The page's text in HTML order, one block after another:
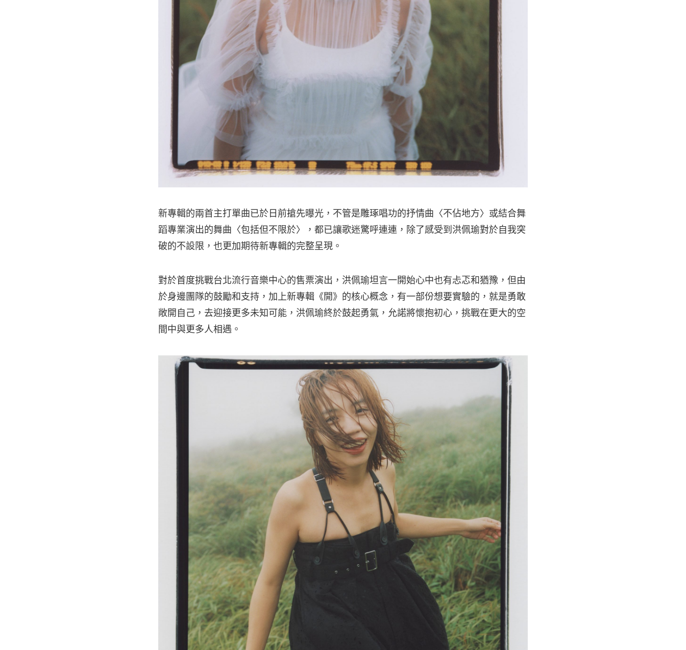
新專輯的兩首主打單曲已於日前搶先曝光，不管是雕琢唱功的抒情曲〈不佔地方〉或結合舞
蹈專業演出的舞曲〈包括但不限於〉，都已讓歌迷驚呼連連，除了感受到洪佩瑜對於自我突
破的不設限，也更加期待新專輯的完整呈現。
對於首度挑戰台北流行音樂中心的售票演出，洪佩瑜坦言一開始心中也有忐忑和猶豫，但由
於身邊團隊的鼓勵和支持，加上新專輯《開》的核心概念，有一部份想要實驗的，就是勇敢
敞開自己，去迎接更多未知可能，洪佩瑜終於鼓起勇氣，允諾將懷抱初心，挑戰在更大的空
間中與更多人相遇。